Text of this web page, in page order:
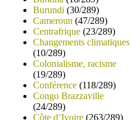
Burundi (30/289)
Cameroun (47/289)
Centrafrique (23/289)
Changements climatiques
(10/289)
Colonialisme, racisme
(19/289)
Conférence (118/289)
Congo Brazzaville
(24/289)
Côte d’Ivoire (263/289)